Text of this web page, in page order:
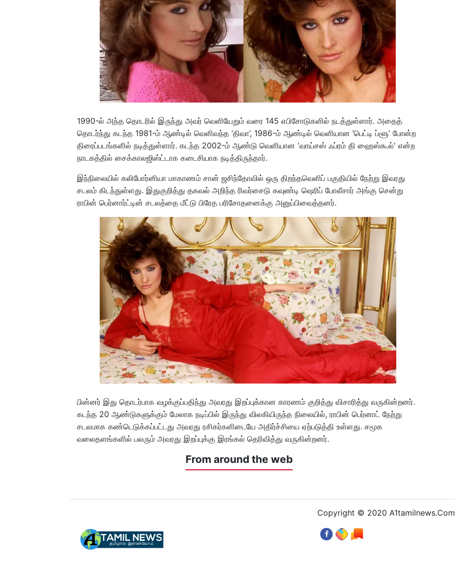
1990-ல் அந்த தொடரில் இருந்து அவர் வெளியேறும் வரை 145 எபிசோடுகளில் நடத்துள்ளார். அதைத்
தொடர்ந்து கடந்த 1981-ம் ஆண்டில் வெளிவந்த ‘திவா’, 1986-ம் ஆண்டில் வெளியான ‘பெட்டி ப்ளூ' போன்ற
திரைப்படங்களில் நடித்துள்ளார். கடந்த 2002-ம் ஆண்டு வெளியான 'வாய்சஸ் ஃப்ரம் தி ஹைஸ்கூல்' என்ற
நாடகத்தில் சைக்காலஜிஸ்ட்டாக கடைசியாக நடித்திருந்தார்.
இந்நிலையில் கலிபோர்னியா மாகாணம் சான் ஜசிந்தோவில் ஒரு திறந்தவெளிப் பகுதியில் நேற்று இவரது
சடலம் கிடந்துள்ளது. இதுகுறித்து தகவல் அறிந்த ரிவர்சைடு கவுண்டி ஷெரிப் போலீசார் அங்கு சென்று
ராபின் பெர்னார்ட்டின் சடலத்தை மீட்டு பிரேத பரிசோதனைக்கு அனுப்பிவைத்தனர்.
பின்னர் இது தொடர்பாக வழக்குப்பதிந்து அவரது இறப்புக்கான காரணம் குறித்து விசாரித்து வருகின்றனர்.
கடந்த 20 ஆண்டுகளுக்கும் மேலாக நடிப்பில் இருந்து விலகியிருந்த நிலையில், ராபின் பெர்னாட் நேற்று
சடலமாக கண்டெடுக்கப்பட்டது அவரது ரசிகர்களிடையே அதிர்ச்சியை ஏற்படுத்தி உள்ளது. சமூக
வலைதளங்களில் பலரும் அவரது இறப்புக்கு இரங்கல் தெரிவித்து வருகின்றனர்.
From around the web
Copyright © 2020 A1tamilnews.Com